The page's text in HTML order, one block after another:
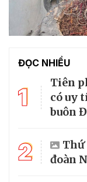
ĐỌC NHIỀU
1
Tiên
có uy
buôn
2
Thứ
đoàn